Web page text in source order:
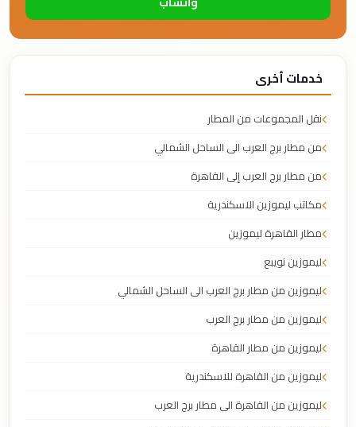
خدمات أخرى
نقل المجموعات من المطار
من مطار برج العرب الى الساحل الشمالي
من مطار برج العرب إلى القاهرة
مكاتب ليموزين الاسكندرية
مطار القاهرة ليموزين
ليموزين نويبع
ليموزين من مطار برج العرب الى الساحل الشمالي
ليموزين من مطار برج العرب
ليموزين من مطار القاهرة
ليموزين من القاهرة للاسكندرية
ليموزين من القاهرة الى مطار برج العرب